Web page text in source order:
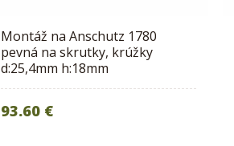
Montáž na Anschutz 1780
pevná na skrutky, krúžky
d:25,4mm h:18mm
93.60 €